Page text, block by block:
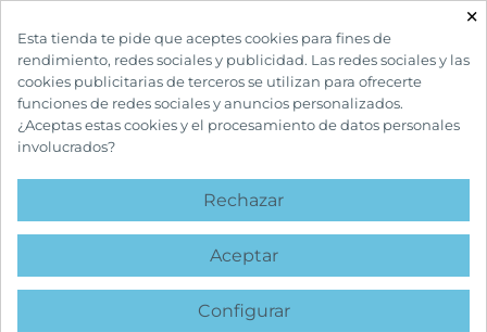
INICIO CUIDADOS FACIALES
×
Esta tienda te pide que aceptes cookies para fines de
rendimiento, redes sociales y publicidad. Las redes sociales y las
cookies publicitarias de terceros se utilizan para ofrecerte
funciones de redes sociales y anuncios personalizados.
¿Aceptas estas cookies y el procesamiento de datos personales
involucrados?
Rechazar
Aceptar
Configurar